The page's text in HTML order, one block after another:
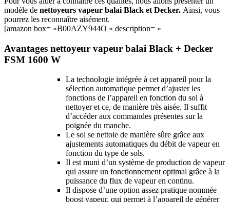
modèle de nettoyeurs vapeur balai Black et Decker. Ainsi, vous
pourrez les reconnaître aisément.
[amazon box= »B00AZY944O » description= »
Avantages nettoyeur vapeur balai Black + Decker
FSM 1600 W
La technologie intégrée à cet appareil pour la
sélection automatique permet d’ajuster les
fonctions de l’appareil en fonction du sol à
nettoyer et ce, de manière très aisée. Il suffit
d’accéder aux commandes présentes sur la
poignée du manche.
Le sol se nettoie de manière sûre grâce aux
ajustements automatiques du débit de vapeur en
fonction du type de sols.
Il est muni d’un système de production de vapeur
qui assure un fonctionnement optimal grâce à la
puissance du flux de vapeur en continu.
Il dispose d’une option assez pratique nommée
boost vapeur, qui permet à l’appareil de générer